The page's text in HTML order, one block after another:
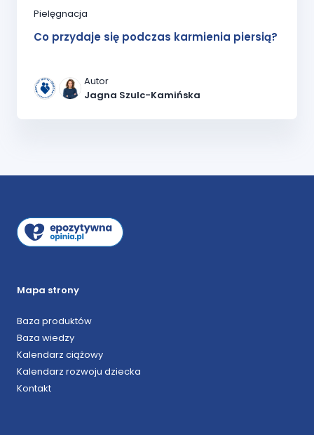
Pielęgnacja
Co przydaje się podczas karmienia piersią?
Autor
Jagna Szulc-Kamińska
Mapa strony
Baza produktów
Baza wiedzy
Kalendarz ciążowy
Kalendarz rozwoju dziecka
Kontakt